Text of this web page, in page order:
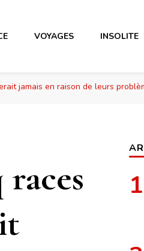
VOYAGES INSOLITE
jamais en raison de leurs